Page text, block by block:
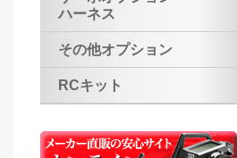
ハーネス
その他オプション
RCキット